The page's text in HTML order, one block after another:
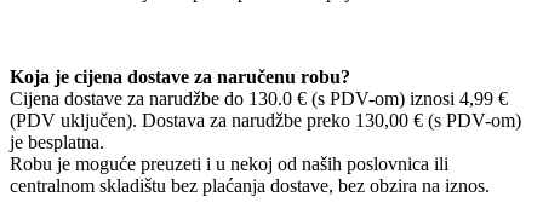
Koja je cijena dostave za naručenu robu?
Cijena dostave za narudžbe do 130.0 € (s PDV-om) iznosi 4,99 €
(PDV uključen). Dostava za narudžbe preko 130,00 € (s PDV-om)
je besplatna.
Robu je moguće preuzeti i u nekoj od naših poslovnica ili
centralnom skladištu bez plaćanja dostave, bez obzira na iznos.